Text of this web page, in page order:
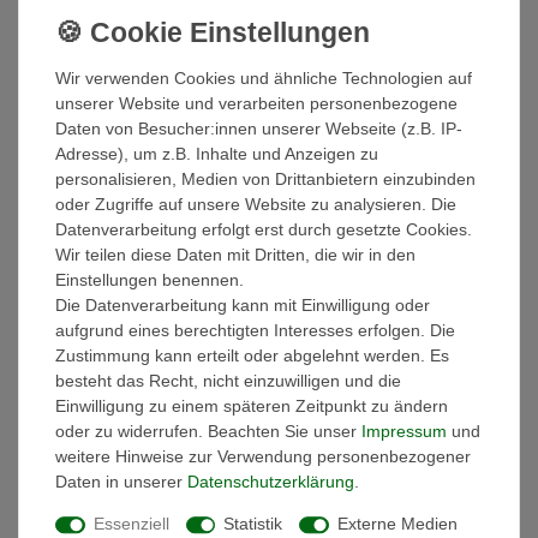
zum Einsatz. Unser Ziel ist es in beiden Version das Beste
in Punkto Qualität zu liefern was technisch machbar ist. Bei
der matten Version wird ausschließlich Solid Stone
verwendet. Hierdurch wird ein echtes Stone-Feeling
erzeugt. Das Material wirkt nicht nur natürlich, es ist es
auch. Beschädigungen lassen sich auch nach vielen
Jahren problemlos selber reparieren
Bei der glänzenden Version kommt ein zusätzliches
Coating der Oberfläche zum Einsatz. Dieses ist von sich
aus bereits sehr hart und schützt das Produkt. Durch die
Verwendung eines eigens für unsere Produktion
entwickelten Verfahrens in der Endbehandlung der
Oberfläche reflektiert auch die glänzende Version nicht
übermäßig, wodurch auch hier ein sehr gutes "Stone-
Feeling" erreicht wird. Das Produkt wirkt damit natürlicher
Wir verwenden Cookies und ähnliche Technologien auf
unserer Website und verarbeiten personenbezogene
Daten von Besucher:innen unserer Webseite (z.B. IP-
Adresse), um z.B. Inhalte und Anzeigen zu
personalisieren, Medien von Drittanbietern einzubinden
oder Zugriffe auf unsere Website zu analysieren. Die
Datenverarbeitung erfolgt erst durch gesetzte Cookies.
Wir teilen diese Daten mit Dritten, die wir in den
Einstellungen benennen.
Die Datenverarbeitung kann mit Einwilligung oder
aufgrund eines berechtigten Interesses erfolgen. Die
Zustimmung kann erteilt oder abgelehnt werden. Es
besteht das Recht, nicht einzuwilligen und die
Einwilligung zu einem späteren Zeitpunkt zu ändern
oder zu widerrufen. Beachten Sie unser Impressum und
weitere Hinweise zur Verwendung personenbezogener
Daten in unserer Daten­schutz­erklärung.
Essenziell Statistik Externe Medien